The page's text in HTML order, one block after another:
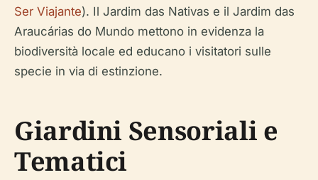
Ser Viajante). Il Jardim das Nativas e il Jardim das
Araucárias do Mundo mettono in evidenza la
biodiversità locale ed educano i visitatori sulle
specie in via di estinzione.
Giardini Sensoriali e
Tematici